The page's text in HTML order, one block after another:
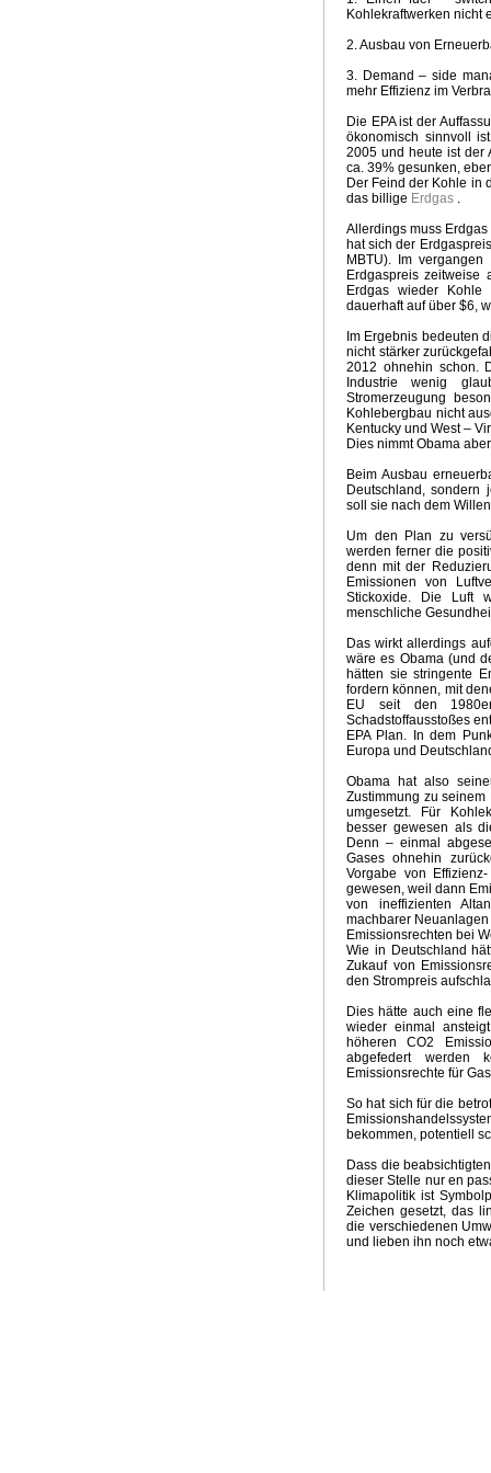
Hochwasserkatastrophe in Südwestdeutschland
Mit Turbo in die Klimadiktatur
Zukunft der
Mehr Extremwetterlagen durch Treibhausgase
Aktuelle
Update
Gefährlichster Mann
Die
Kein El Nino 2020
Klimakrise, Meinungsfreiheit, ökosozialistischer Mob
Zynismus der Klimapolitik
Klimawahn im Hyperdrive
Schlechte Nachrichten für Greta
Brave new green world
Nur 10 Jahre Zeit
Kohleausstieg und Ökodiktatur
Klimakrise - Krise
Unaufhaltsamer Siegeszug der Kohle
Retter vor der
Land der Grünen Illusionen
Die
Emissionshandel und Energiewende
Kapitalismus
Meinungsmache und Klimarevisionismus
Fake Science
Die Ökodiktatur
Liebesgrüsse aus
Fake News Hurricane
Wärmere
Klimaprogramm der Grünen
CDU
Horror für Erneuerbare
Phänomen Trump
Dekarbonisierung Null Komma Vier
Das Stockholm
Abschaltung Kohlekraftwerke
Gekippte Energiewende
Klimarückblick 2015
Klimakonferenz Paris
Klimawahn in
Bizarrer Vergleich mit Hitler
Siebenschläfer
Gute Anlageberatung
Klimaversprechen von Elmau
Super Duper El Nino
Sonderabgabe Kohlenkraftwerke
Klima McCarthyismus
Klimaabkommen China - USA
Nasser Juli 2014
Glaube
Zum Feind übergelaufen
Ewige
Schadstoff CO2
Klimatrends 2013/2014
Klimakonferenz Warschau
Übliches Ritual
Merkels
Hochwasserkatastrophe
Endloswinter
Frühling
Billion Euro
Ende EU-ETS
Industriekonspiration Klimakrieger
Traum Energiewende
Kalte
Wintervorhersage
Ergebnis
Klimarepublik Deutschland 2020
Anti Atomrepublik
Energiekonzept der
Hart aber Fair Weltuntergang
Kohlekraftwerken nicht
2. Ausbau von
3. Demand – side
mehr Effizienz im
Die EPA ist der
ökonomisch sinnvoll
2005 und heute ist der
ca. 39% gesunken,
Der Feind der Kohle in
das billige Erdgas
Allerdings muss
hat sich der
MBTU). Im
Erdgaspreis zeitweise
Erdgas wieder Kohle
dauerhaft auf über $6,
Im Ergebnis bedeuten
nicht stärker
2012 ohnehin schon.
Industrie wenig
Stromerzeugung
Kohlebergbau nicht
Kentucky und West –
Dies nimmt Obama
Beim Ausbau
Deutschland, sondern
soll sie nach dem
Um den Plan zu
werden ferner die
denn mit der
Emissionen von
Stickoxide. Die Luft
menschliche
Das wirkt allerdings
wäre es Obama (und
hätten sie stringente
fordern können, mit
EU seit den
Schadstoffausstoßes
EPA Plan. In dem
Europa und
Obama hat also
Zustimmung zu
umgesetzt. Für
besser gewesen als
Denn – einmal
Gases ohnehin
Vorgabe von
gewesen, weil dann
von ineffizienten
machbarer
Emissionsrechten bei
Wie in Deutschland
Zukauf von
den Strompreis
Dies hätte auch eine
wieder einmal
höheren CO2
abgefedert werden
Emissionsrechte für
So hat sich für die
bekommen, potentiell
Dass die
dieser Stelle nur en
Klimapolitik ist
Zeichen gesetzt, das
die verschiedenen
und lieben ihn noch